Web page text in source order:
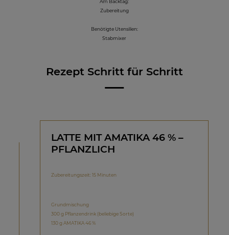
Am Backtag:
Zubereitung
Benötigte Utensilien:
Stabmixer
Rezept Schritt für Schritt
LATTE MIT AMATIKA 46 % –
PFLANZLICH
Zubereitungszeit: 15 Minuten
Grundmischung
300 g Pflanzendrink (beliebige Sorte)
130 g AMATIKA 46 %